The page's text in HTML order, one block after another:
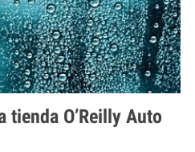
O’Reilly Auto